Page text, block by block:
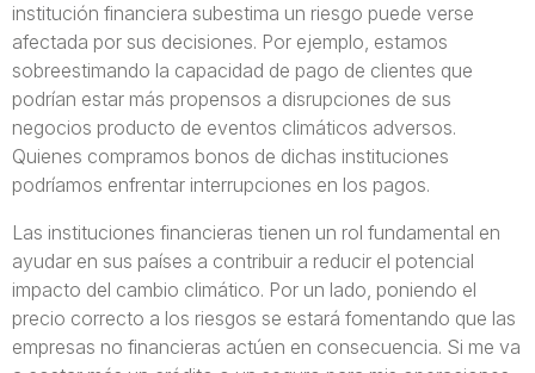
institución financiera subestima un riesgo puede verse
afectada por sus decisiones. Por ejemplo, estamos
sobreestimando la capacidad de pago de clientes que
podrían estar más propensos a disrupciones de sus
negocios producto de eventos climáticos adversos.
Quienes compramos bonos de dichas instituciones
podríamos enfrentar interrupciones en los pagos.
Las instituciones financieras tienen un rol fundamental en
ayudar en sus países a contribuir a reducir el potencial
impacto del cambio climático. Por un lado, poniendo el
precio correcto a los riesgos se estará fomentando que las
empresas no financieras actúen en consecuencia. Si me va